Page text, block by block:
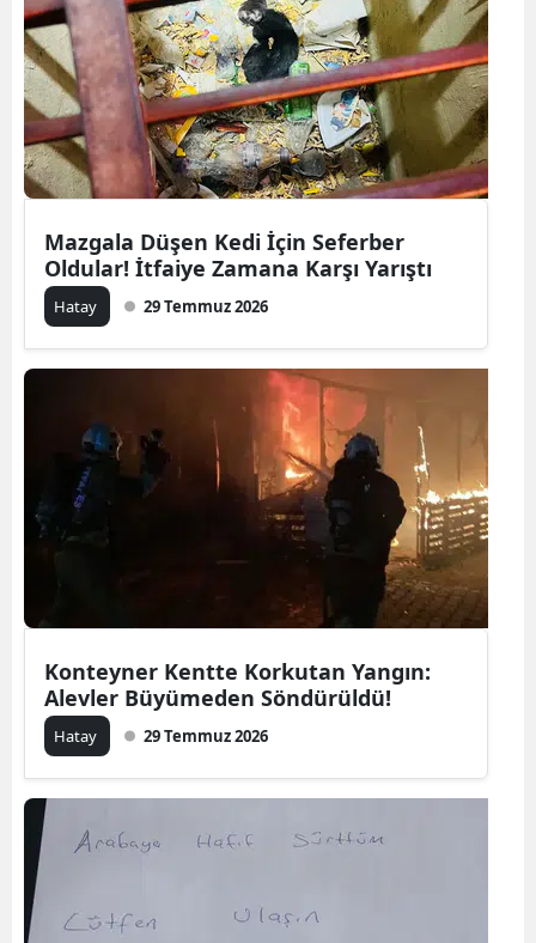
Mazgala Düşen Kedi İçin Seferber
Oldular! İtfaiye Zamana Karşı Yarıştı
Hatay 29 Temmuz 2026
Konteyner Kentte Korkutan Yangın:
Alevler Büyümeden Söndürüldü!
Hatay 29 Temmuz 2026